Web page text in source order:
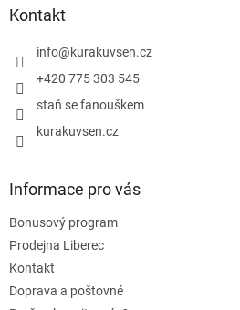
Kontakt
info@kurakuvsen.cz
+420 775 303 545
staň se fanouškem
kurakuvsen.cz
Informace pro vás
Bonusový program
Prodejna Liberec
Kontakt
Doprava a poštovné